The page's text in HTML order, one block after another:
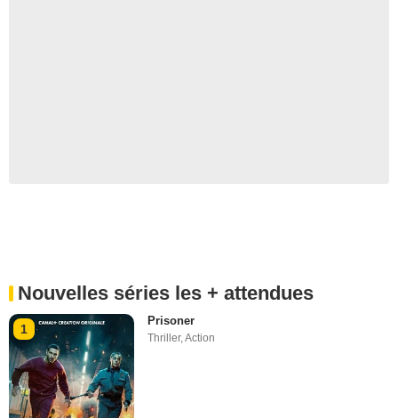
Nouvelles séries les + attendues
1
Prisoner
Thriller,Action